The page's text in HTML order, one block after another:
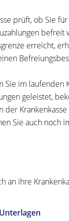
prüft, ob Sie
befreit
erreicht,
Sie im laufenden
geleistet,
der
Sie auch noch
an ihre